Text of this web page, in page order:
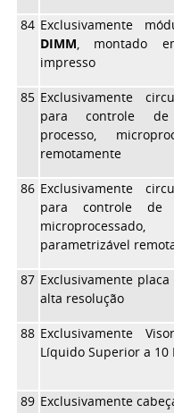
84 Exclusivamente
DIMM, montado
impresso
85 Exclusivamente
para controle de
processo,
remotamente
86 Exclusivamente
para controle de
parametrizável
87 Exclusivamente
alta resolução
88 Exclusivamente
Líquido Superior a 10
89 Exclusivamente